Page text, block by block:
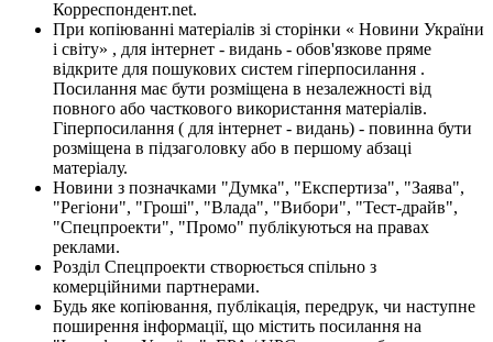
Корреспондент.net.
При копіюванні матеріалів зі сторінки « Новини України
і світу» , для інтернет - видань - обов'язкове пряме
відкрите для пошукових систем гіперпосилання .
Посилання має бути розміщена в незалежності від
повного або часткового використання матеріалів.
Гіперпосилання ( для інтернет - видань) - повинна бути
розміщена в підзаголовку або в першому абзаці
матеріалу.
Новини з позначками "Думка", "Експертиза", "Заява",
"Регіони", "Гроші", "Влада", "Вибори", "Тест-драйв",
"Спецпроекти", "Промо" публікуються на правах
реклами.
Розділ Спецпроекти створюється спільно з
комерційними партнерами.
Будь яке копіювання, публікація, передрук, чи наступне
поширення інформації, що містить посилання на